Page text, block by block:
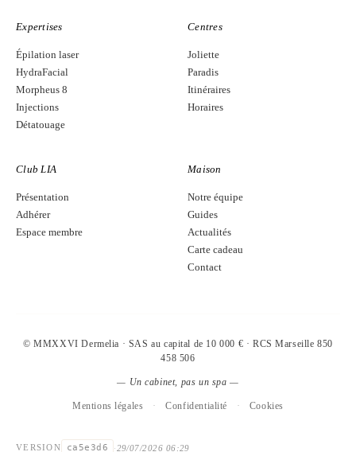
Expertises
Épilation laser
HydraFacial
Morpheus 8
Injections
Détatouage
Centres
Joliette
Paradis
Itinéraires
Horaires
Club LIA
Présentation
Adhérer
Espace membre
Maison
Notre équipe
Guides
Actualités
Carte cadeau
Contact
© MMXXVI Dermelia · SAS au capital de 10 000 € · RCS Marseille 850
458 506
— Un cabinet, pas un spa —
Mentions légales · Confidentialité · Cookies
VERSION ca5e3d6 · 29/07/2026 06:29